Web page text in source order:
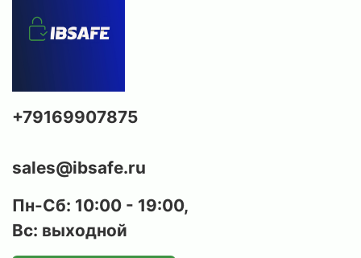
+79169907875
sales@ibsafe.ru
Пн-Сб: 10:00 - 19:00,
Вс: выходной